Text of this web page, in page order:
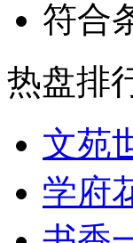
符合
热盘排
文苑
学府